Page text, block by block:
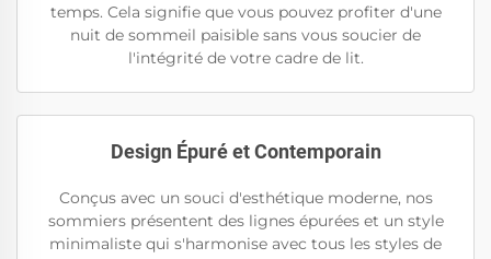
temps. Cela signifie que vous pouvez profiter d'une
nuit de sommeil paisible sans vous soucier de
l'intégrité de votre cadre de lit.
Design Épuré et Contemporain
Conçus avec un souci d'esthétique moderne, nos
sommiers présentent des lignes épurées et un style
minimaliste qui s'harmonise avec tous les styles de